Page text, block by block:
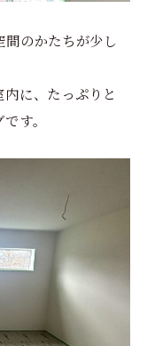
のかたちが少し
に、たっぷりと
す。